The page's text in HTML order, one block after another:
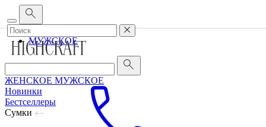
Корпоративным клиентам
ЖЕНСКОЕ
МУЖСКОЕ
ЖЕНСКОЕ МУЖСКОЕ
Новинки
Бестселлеры
Сумки